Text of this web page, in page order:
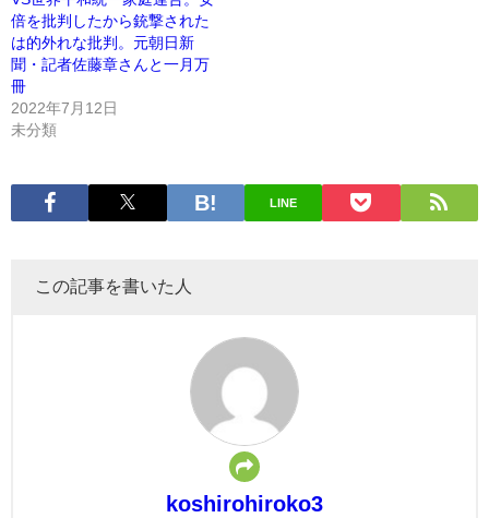
倍を批判したから銃撃された
は的外れな批判。元朝日新
聞・記者佐藤章さんと一月万
冊
2022年7月12日
未分類
LINE
この記事を書いた人
koshirohiroko3